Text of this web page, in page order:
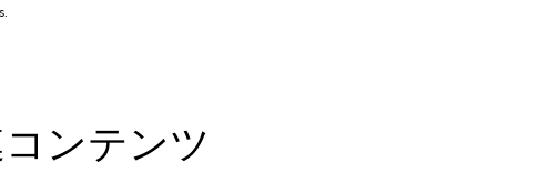
ンテンツ